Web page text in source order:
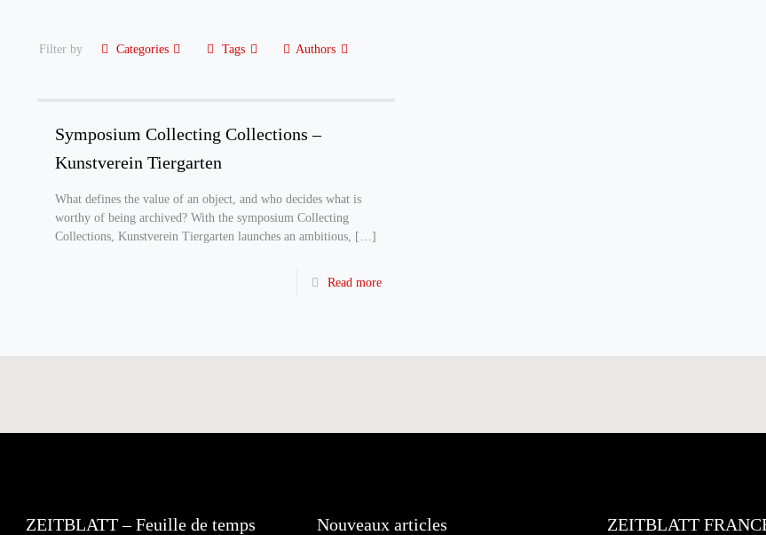
Filter by Categories Tags Authors
Symposium Collecting Collections –
Kunstverein Tiergarten
What defines the value of an object, and who decides what is
worthy of being archived? With the symposium Collecting
Collections, Kunstverein Tiergarten launches an ambitious, […]
Read more
ZEITBLATT – Feuille de temps Nouveaux articles ZEITBLATT